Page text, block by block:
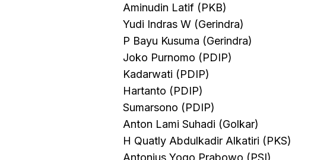
Aminudin Latif (PKB)
Yudi Indras W (Gerindra)
P Bayu Kusuma (Gerindra)
Joko Purnomo (PDIP)
Kadarwati (PDIP)
Hartanto (PDIP)
Sumarsono (PDIP)
Anton Lami Suhadi (Golkar)
H Quatly Abdulkadir Alkatiri (PKS)
Antonius Yogo Prabowo (PSI)